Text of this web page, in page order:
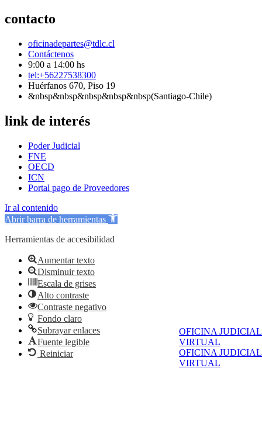
OFICINA JUDICIAL
VIRTUAL
OFICINA JUDICIAL
VIRTUAL
contacto
oficinadepartes@tdlc.cl
Contáctenos
9:00 a 14:00 hs
tel:+56227538300
Huérfanos 670, Piso 19
&nbsp&nbsp&nbsp&nbsp&nbsp(Santiago-Chile)
link de interés
Poder Judicial
FNE
OECD
ICN
Portal pago de Proveedores
Ir al contenido
Abrir barra de herramientas
Herramientas de accesibilidad
Aumentar texto
Disminuir texto
Escala de grises
Alto contraste
Contraste negativo
Fondo claro
Subrayar enlaces
Fuente legible
Reiniciar